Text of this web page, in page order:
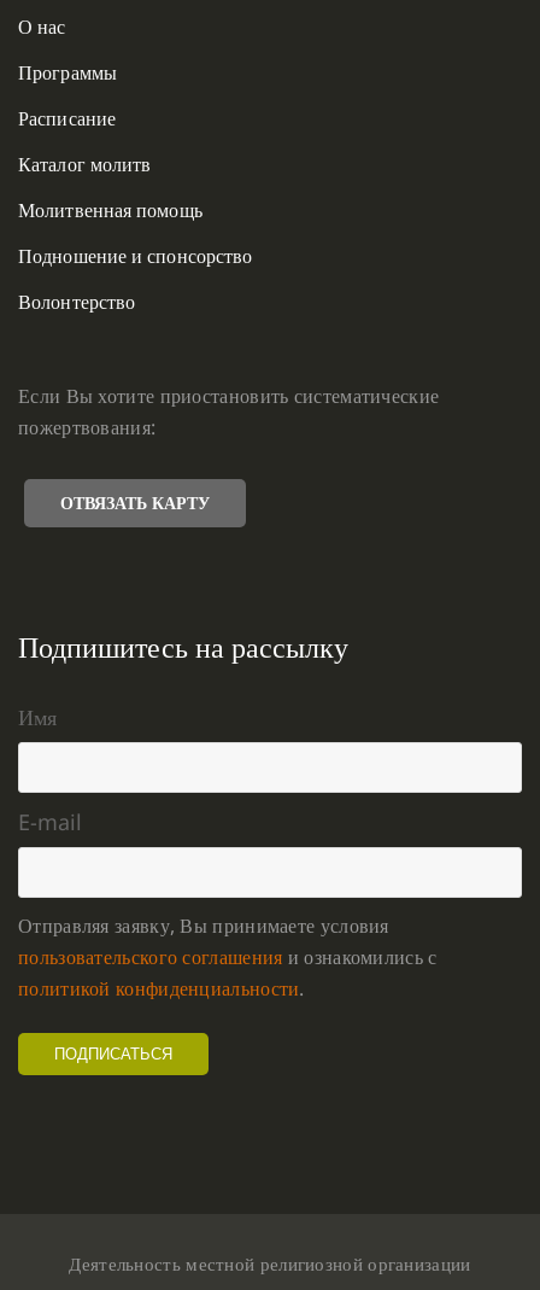
О нас
Программы
Расписание
Каталог молитв
Молитвенная помощь
Подношение и спонсорство
Волонтерство
Если Вы хотите приостановить систематические
пожертвования:
ОТВЯЗАТЬ КАРТУ
Подпишитесь на рассылку
Имя
E-mail
Отправляя заявку, Вы принимаете условия
пользовательского соглашения и ознакомились с
политикой конфиденциальности.
Деятельность местной религиозной организации